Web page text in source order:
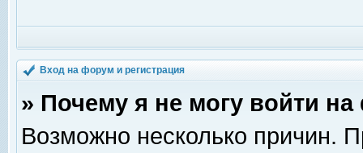
Вход на форум и регистрация
» Почему я не могу войти
Возможно несколько причин.